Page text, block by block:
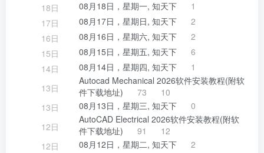
18日 08月18日，星期一, 知天下
1
17日
08月17日，星期日, 知天下
2
16日
08月16日，星期六, 知天下
2
15日
08月15日，星期五, 知天下
6
14日
08月14日，星期四, 知天下
1
13日
Autocad Mechanical 2026软件安装教程(附软
件下载地址)
73
10
13日
08月13日，星期三, 知天下
0
12日
AutoCAD Electrical 2026软件安装教程(附软
件下载地址)
91
12
12日
08月12日，星期二, 知天下
2